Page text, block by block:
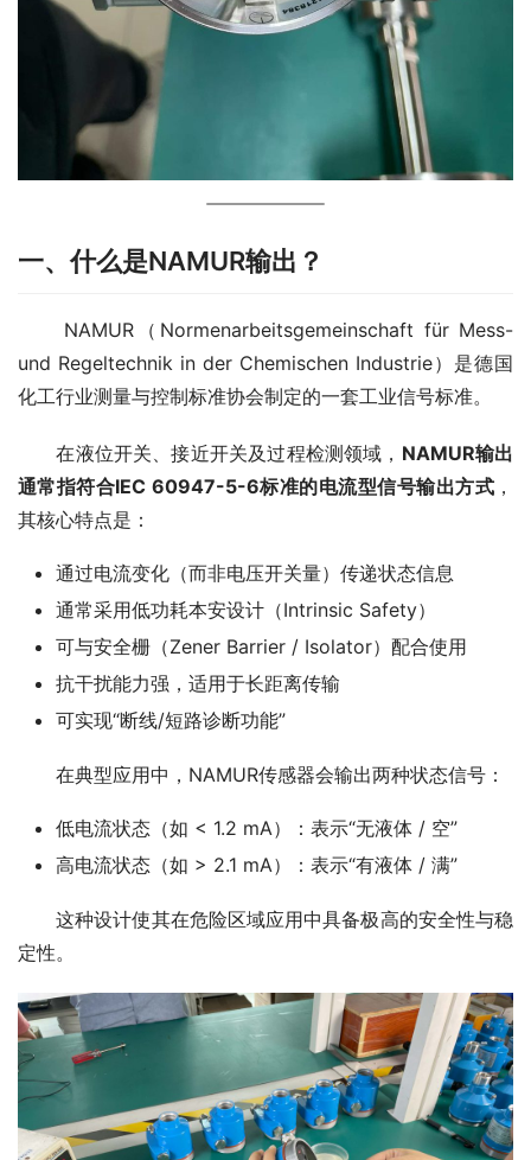
一、什么是NAMUR输出？
NAMUR（Normenarbeitsgemeinschaft für Mess-
und Regeltechnik in der Chemischen Industrie）是德国
化工行业测量与控制标准协会制定的一套工业信号标准。
在液位开关、接近开关及过程检测领域， NAMUR输出
通常指符合IEC 60947-5-6标准的电流型信号输出方式 ，
其核心特点是：
通过电流变化（而非电压开关量）传递状态信息
通常采用低功耗本安设计（Intrinsic Safety）
可与安全栅（Zener Barrier / Isolator）配合使用
抗干扰能力强，适用于长距离传输
可实现“断线/短路诊断功能”
在典型应用中，NAMUR传感器会输出两种状态信号：
低电流状态（如 < 1.2 mA）：表示“无液体 / 空”
高电流状态（如 > 2.1 mA）：表示“有液体 / 满”
这种设计使其在危险区域应用中具备极高的安全性与稳
定性。